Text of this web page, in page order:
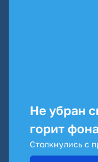
Не убран
горит
Столкнулись с